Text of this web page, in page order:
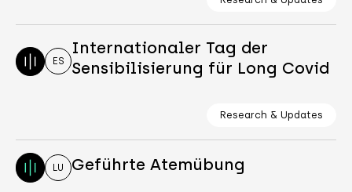
ES
Internationaler Tag der
Sensibilisierung für Long Covid
Research & Updates
LU Geführte Atemübung